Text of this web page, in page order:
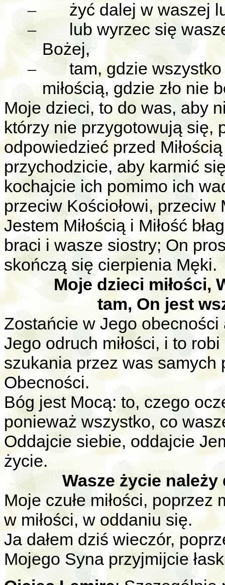
– żyć dalej w waszej
–
lub wyrzec się
Bożej,
–
tam, gdzie
miłością, gdzie zło nie
Moje dzieci, to do was, aby
którzy nie przygotowują się,
odpowiedzieć przed
przychodzicie, aby karmić
kochajcie ich pomimo ich
przeciw Kościołowi, przeciw
Jestem Miłością i Miłość
braci i wasze siostry; On
skończą się cierpienia Męki.
Moje dzieci miłości,
tam, On jest
Zostańcie w Jego
Jego odruch miłości, i to
szukania przez was samych
Obecności.
Bóg jest Mocą: to, czego
ponieważ wszystko, co
Oddajcie siebie, oddajcie
życie.
Wasze życie
Moje czułe miłości, poprzez
w miłości, w oddaniu się.
Ja dałem dziś wieczór,
Mojego Syna przyjmijcie